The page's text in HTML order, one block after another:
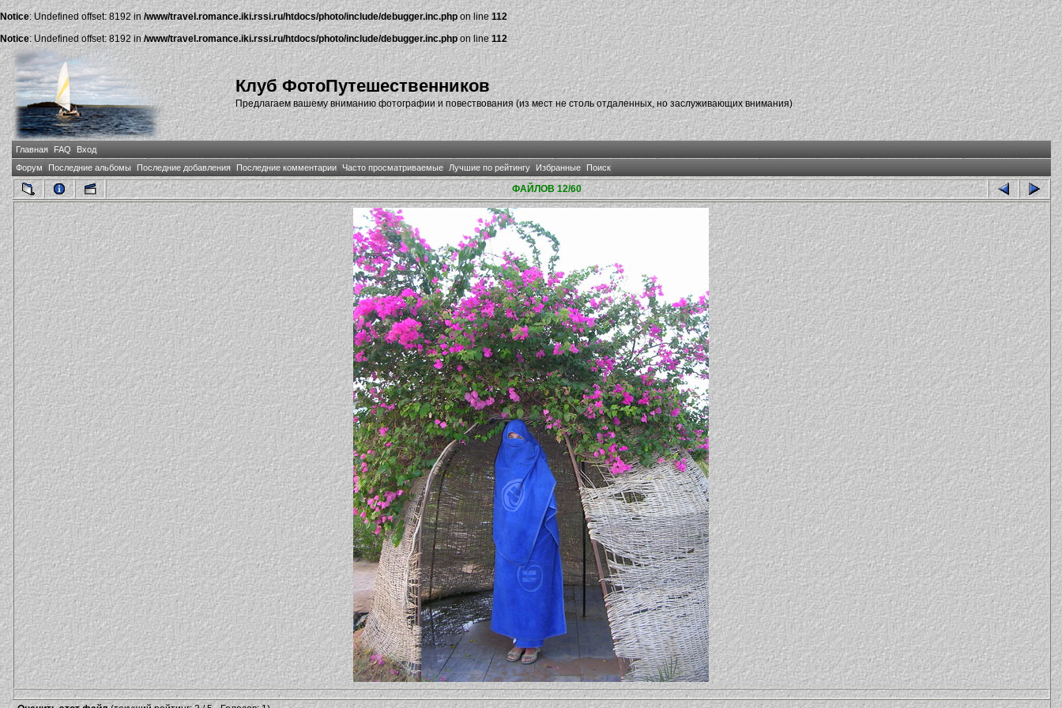
Notice: Undefined offset: 8192 in /www/travel.romance.iki.rssi.ru/htdocs/photo/include/debugger.inc.phpon line112
Notice: Undefined offset: 8192 in/www/travel.romance.iki.rssi.ru/htdocs/photo/include/debugger.inc.phpon line112
Клуб ФотоПутешественников
Предлагаем вашему вниманию фотографии и повествования (из мест не столь отдаленных, но заслуживающих внимания)
Главная FAQ
Вход
Форум
Последние альбомы Последние добавления Последние комментарии Часто просматриваемые Лучшие по рейтингу Избранные Поиск
ФАЙЛОВ 12/60